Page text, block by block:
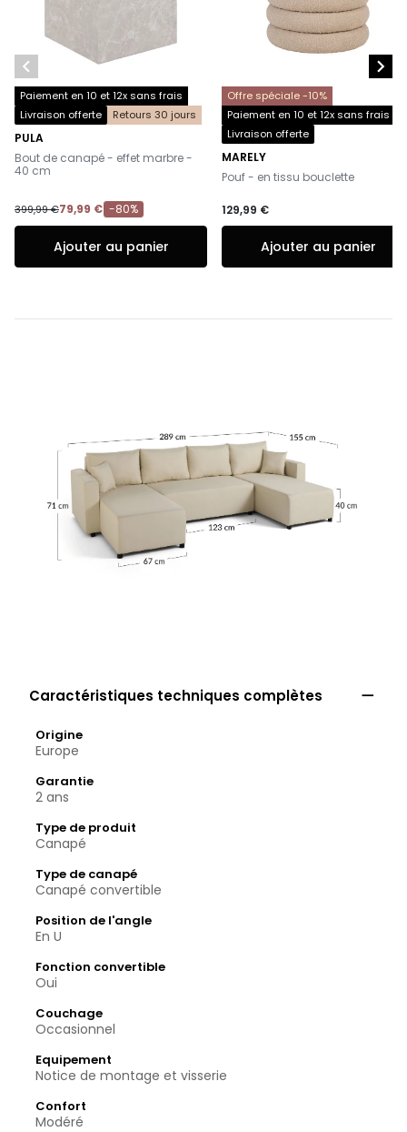
Paiement en 10 et 12x sans frais
Livraison offerte
Retours 30 jours
PULA
-
Bout de canapé - effet marbre -
40 cm
399,99 €79,99 € -80%
Ajouter au panier
Offre spéciale -10%
Paiement en 10 et 12x sans frais
Livraison offerte
MARELY
-
Pouf - en tissu bouclette
129,99 €
Ajouter au panier
 
Caractéristiques techniques complètes 
Origine
Europe
Garantie
2 ans
Type de produit
Canapé
Type de canapé
Canapé convertible
Position de l'angle
En U
Fonction convertible
Oui
Couchage
Occasionnel
Equipement
Notice de montage et visserie
Confort
Modéré